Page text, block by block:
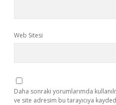
Web Sitesi
Daha sonraki yorumlarımda
ve site adresim bu tarayıcıya